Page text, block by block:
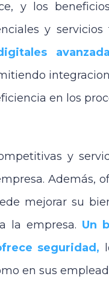
y los
y servicios
en los
y
Además,
mejorar su
la empresa. Un
seguridad,
en sus